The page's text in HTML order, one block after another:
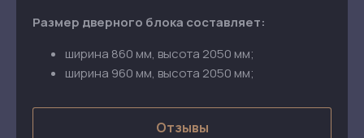
Размер дверного блока составляет:
ширина 860 мм, высота 2050 мм;
ширина 960 мм, высота 2050 мм;
Отзывы